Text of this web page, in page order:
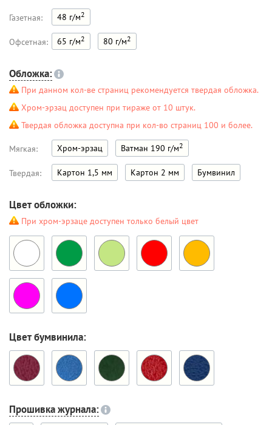
Газетная: 48 г/м2
Офсетная: 65 г/м2 80 г/м2
Обложка:
При данном кол-ве страниц рекомендуется твердая обложка.
Хром-эрзац доступен при тираже от 10 штук.
Твердая обложка доступна при кол-во страниц 100 и более.
Мягкая: Хром-эрзац Ватман 190 г/м2
Твердая: Картон 1,5 мм Картон 2 мм Бумвинил
Цвет обложки:
При хром-эрзаце доступен только белый цвет
Цвет бумвинила:
Прошивка журнала: